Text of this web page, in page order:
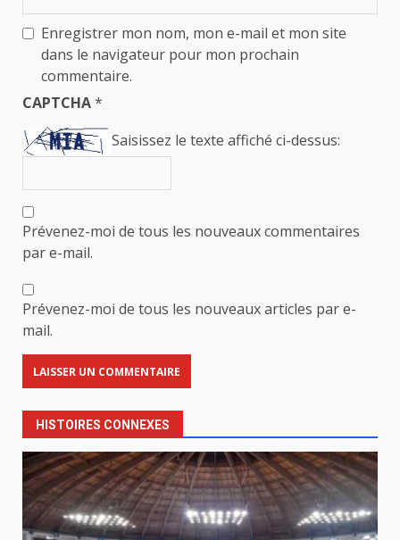
Enregistrer mon nom, mon e-mail et mon site
dans le navigateur pour mon prochain
commentaire.
CAPTCHA*
Saisissez le texte affiché ci-dessus:
Prévenez-moi de tous les nouveaux commentaires
par e-mail.
Prévenez-moi de tous les nouveaux articles par e-
mail.
HISTOIRES CONNEXES